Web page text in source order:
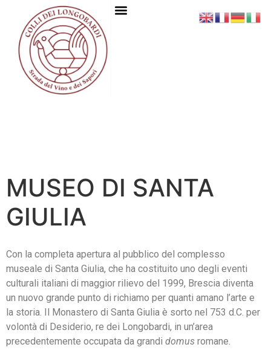
MUSEO DI SANTA
GIULIA
Con la completa apertura al pubblico del complesso
museale di Santa Giulia, che ha costituito uno degli eventi
culturali italiani di maggior rilievo del 1999, Brescia diventa
un nuovo grande punto di richiamo per quanti amano l’arte e
la storia. Il Monastero di Santa Giulia è sorto nel 753 d.C. per
volontà di Desiderio, re dei Longobardi, in un’area
precedentemente occupata da grandi domus romane.